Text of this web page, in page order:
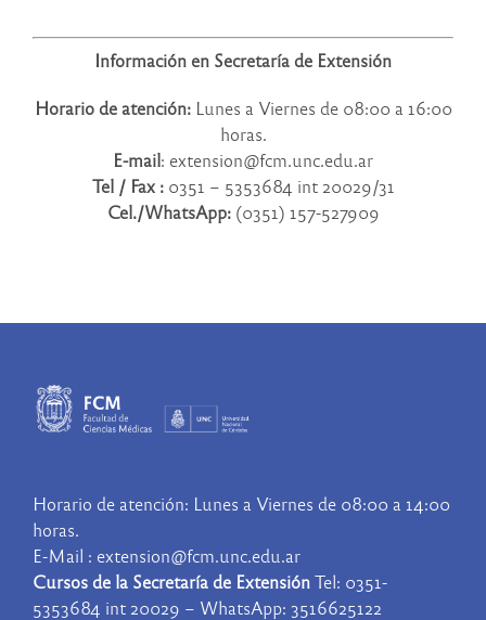
Información en Secretaría de Extensión
Horario de atención:Lunes a Viernes de 08:00 a 16:00
horas.
E-mail: extension@fcm.unc.edu.ar
Tel / Fax :0351 – 5353684 int 20029/31
Cel./WhatsApp:(0351) 157-527909
Horario de atención: Lunes a Viernes de 08:00 a 14:00
horas.
E-Mail : extension@fcm.unc.edu.ar
Cursos de la Secretaría de ExtensiónTel: 0351-
5353684 int 20029 – WhatsApp: 3516625122